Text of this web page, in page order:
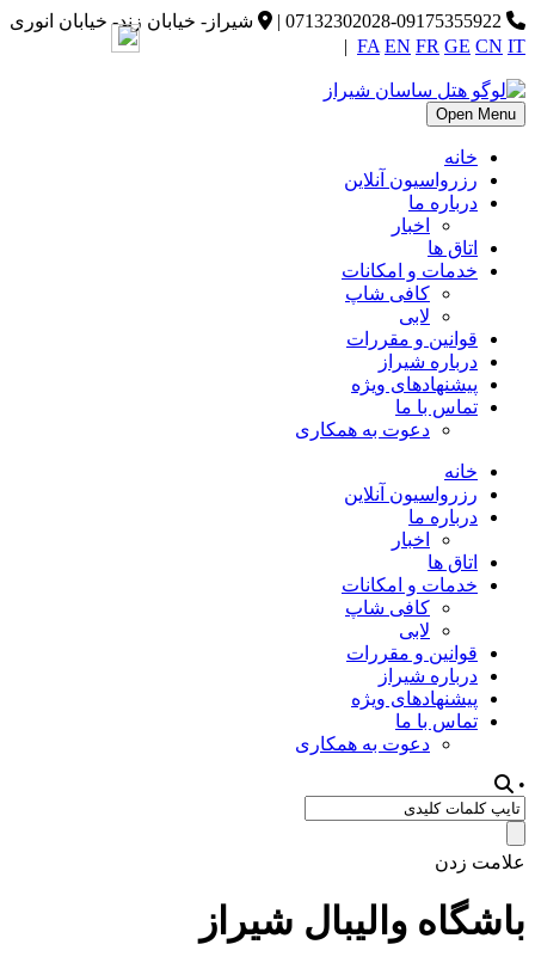
|
شیراز- خیابان زند- خیابان انوری
FA EN FR GE CN IT
|
Open Menu
خانه
رزرواسیون آنلاین
درباره ما
اخبار
اتاق ها
خدمات و امکانات
کافی شاپ
لابی
قوانین و مقررات
درباره شیراز
پیشنهادهای ویژه
تماس با ما
دعوت به همکاری
خانه
رزرواسیون آنلاین
درباره ما
اخبار
اتاق ها
خدمات و امکانات
کافی شاپ
لابی
قوانین و مقررات
درباره شیراز
پیشنهادهای ویژه
تماس با ما
دعوت به همکاری
•
علامت زدن
باشگاه والیبال شیراز